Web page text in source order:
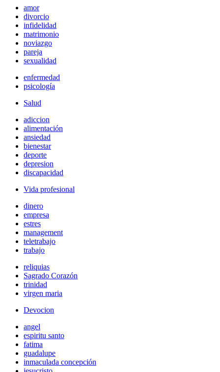
amor
divorcio
infidelidad
matrimonio
noviazgo
pareja
sexualidad
enfermedad
psicología
Salud
adiccion
alimentación
ansiedad
bienestar
deporte
depresion
discapacidad
Vida profesional
dinero
empresa
estres
management
teletrabajo
trabajo
reliquias
Sagrado Corazón
trinidad
virgen maria
Devocion
angel
espiritu santo
fatima
guadalupe
inmaculada concepción